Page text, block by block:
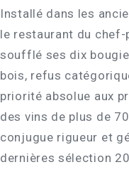
Installé dans les
le restaurant du
soufflé ses dix
bois, refus
priorité absolue aux
des vins de plus de
conjugue rigueur et
dernières sélection